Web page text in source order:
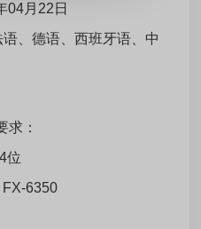
04月22日
、德语、西班牙语、中
求：
位
6350